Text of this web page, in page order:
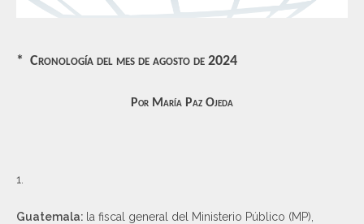
* Cronología del mes de agosto de 2024
Por María Paz Ojeda
1.
Guatemala: la fiscal general del Ministerio Público (MP),